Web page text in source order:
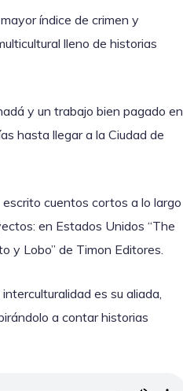
índice de crimen y
lleno de historias
y un trabajo bien pagado en
hasta llegar a la Ciudad de
escrito cuentos cortos a lo largo
en Estados Unidos “The
y Lobo” de Timon Editores.
es su aliada,
a contar historias